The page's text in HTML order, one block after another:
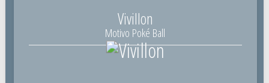
Vivillon
Motivo Poké Ball